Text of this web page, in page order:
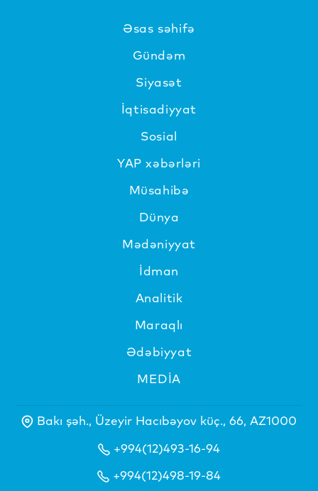
Əsas səhifə
Gündəm
Siyasət
İqtisadiyyat
Sosial
YAP xəbərləri
Müsahibə
Dünya
Mədəniyyat
İdman
Analitik
Maraqlı
Ədəbiyyat
MEDİA
Bakı şəh., Üzeyir Hacıbəyov küç., 66, AZ1000
+994(12)493-16-94
+994(12)498-19-84